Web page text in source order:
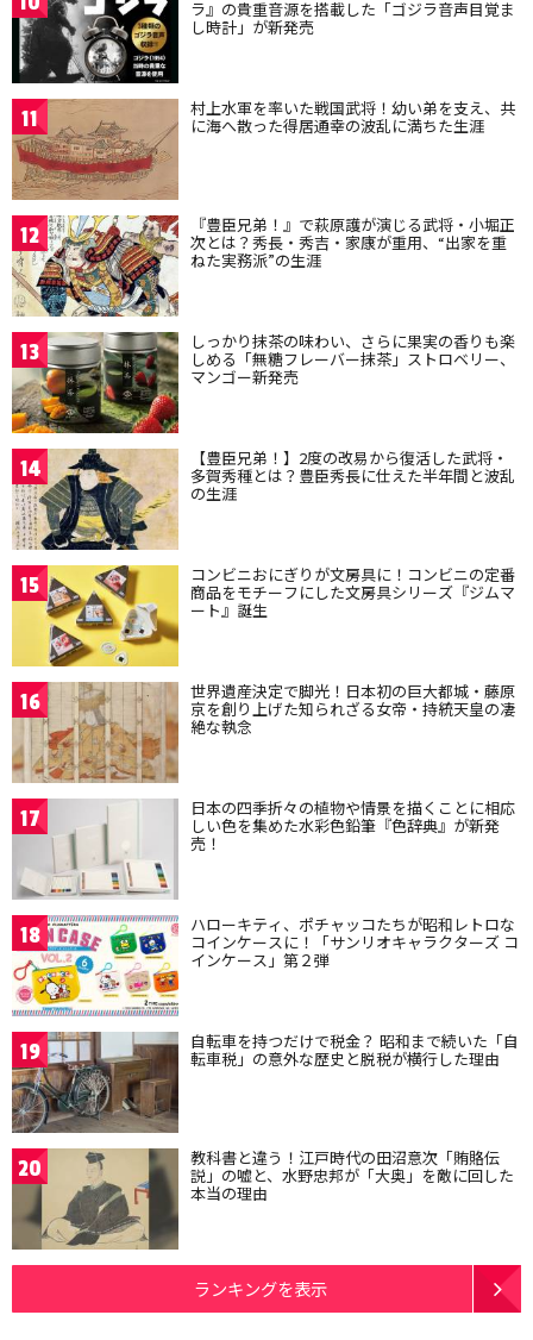
ラ』の貴重音源を搭載した「ゴジラ音声目覚ま
し時計」が新発売
11 村上水軍を率いた戦国武将！幼い弟を支え、共
に海へ散った得居通幸の波乱に満ちた生涯
12 『豊臣兄弟！』で萩原護が演じる武将・小堀正
次とは？秀長・秀吉・家康が重用、“出家を重
ねた実務派”の生涯
13 しっかり抹茶の味わい、さらに果実の香りも楽
しめる「無糖フレーバー抹茶」ストロベリー、
マンゴー新発売
14 【豊臣兄弟！】2度の改易から復活した武将・
多賀秀種とは？豊臣秀長に仕えた半年間と波乱
の生涯
15 コンビニおにぎりが文房具に！コンビニの定番
商品をモチーフにした文房具シリーズ『ジムマ
ート』誕生
16 世界遺産決定で脚光！日本初の巨大都城・藤原
京を創り上げた知られざる女帝・持統天皇の凄
絶な執念
17 日本の四季折々の植物や情景を描くことに相応
しい色を集めた水彩色鉛筆『色辞典』が新発
売！
18 ハローキティ、ポチャッコたちが昭和レトロな
コインケースに！「サンリオキャラクターズ コ
インケース」第２弾
19 自転車を持つだけで税金？ 昭和まで続いた「自
転車税」の意外な歴史と脱税が横行した理由
20 教科書と違う！江戸時代の田沼意次「賄賂伝
説」の嘘と、水野忠邦が「大奥」を敵に回した
本当の理由
ランキングを表示